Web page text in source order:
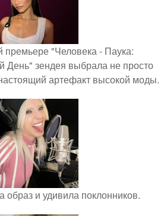
премьере "Человека - Паука:
зендея выбрала не просто
артефакт высокой моды.
образ и удивила поклонников.